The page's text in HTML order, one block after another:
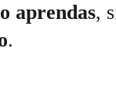
aprendas,
.